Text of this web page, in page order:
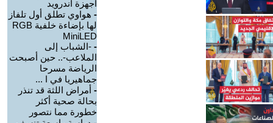
أجهزة أندرويد
- هواوي تطلق أول تلفاز
لها بإضاءة خلفية RGB
MiniLED
- -الشباب إلى
الملاعب-.. حين أصبحت
الرياضة مسرحا
جماهيريا في ا ...
- أمراض اللثة قد تنذر
بحالة صحية أكثر
خطورة مما نتصور